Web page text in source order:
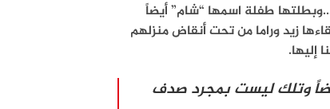
طفلة اسمها “شام” أيضاً
زيد وراما من تحت أنقاض منزلهم
وتلك ليست بمجرد صدف